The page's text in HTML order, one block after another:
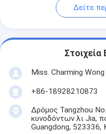
Δείτε
Στοιχεία
Miss. Charming Wong
+86-18928210873
Δρόμος Tangzhou
κυνοδόντων λι Jia,
Guangdong, 523336,